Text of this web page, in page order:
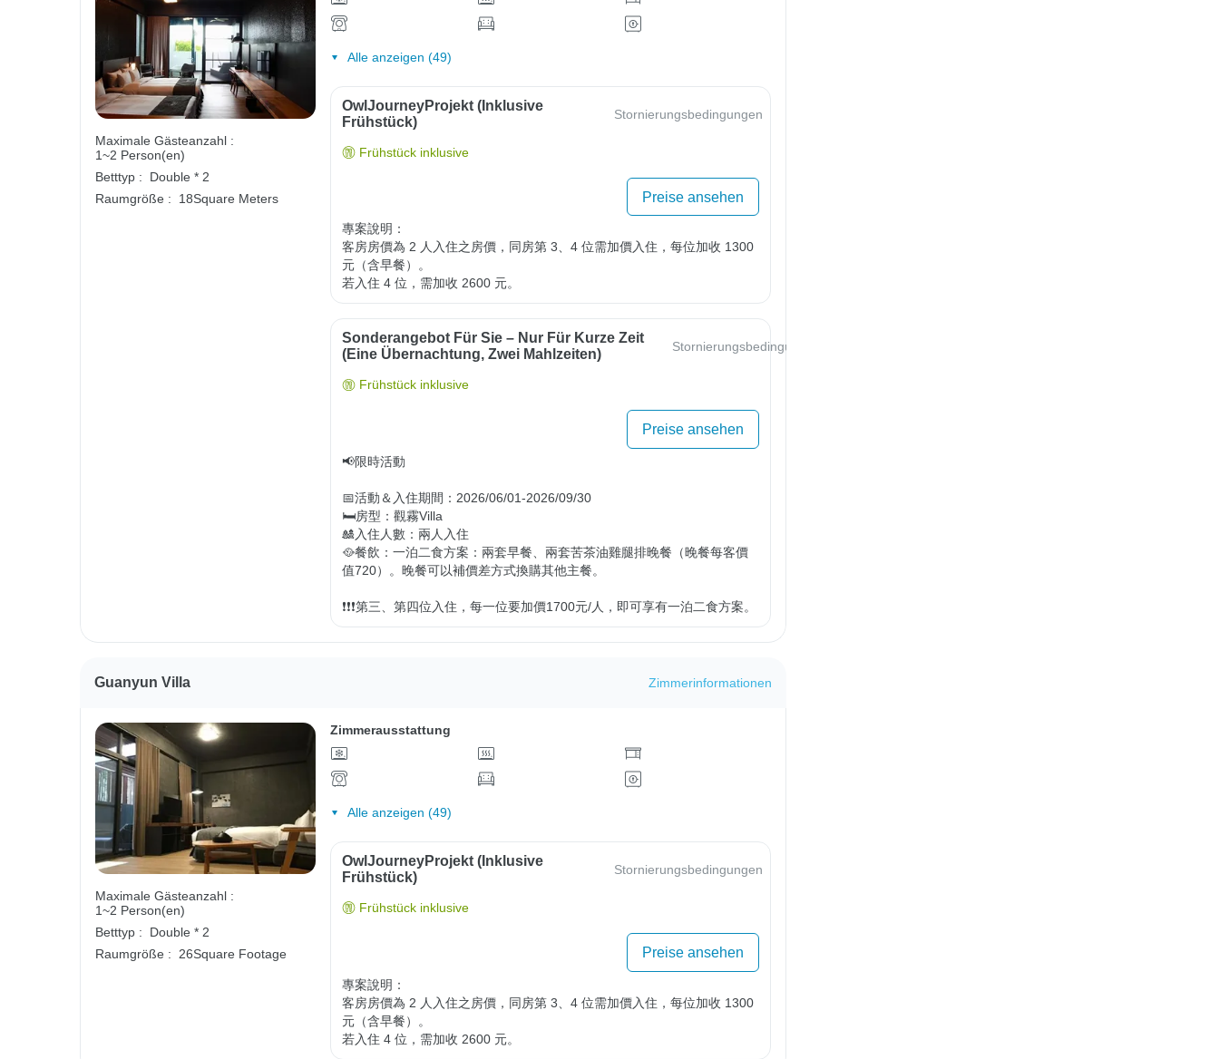
Maximale Gästeanzahl :
1~2 Person(en)
Betttyp :
Double * 2
Raumgröße :
18Square Meters
Alle anzeigen (49)
OwlJourneyProjekt (inklusive
Frühstück)
Stornierungsbedingungen
Frühstück inklusive
Preise ansehen
專案說明：
客房房價為 2 人入住之房價，同房第 3、4 位需加價入住，每位加收 1300
元（含早餐）。
若入住 4 位，需加收 2600 元。
Sonderangebot Für Sie – Nur Für Kurze Zeit
(Eine Übernachtung, Zwei Mahlzeiten)
Stornierungsbedingungen
Frühstück inklusive
Preise ansehen
📢限時活動
📅活動＆入住期間：2026/06/01-2026/09/30
🛏️房型：觀霧Villa
🎎入住人數：兩人入住
🥘餐飲：一泊二食方案：兩套早餐、兩套苦茶油雞腿排晚餐（晚餐每客價
值720）。晚餐可以補價差方式換購其他主餐。
❗️❗️❗️第三、第四位入住，每一位要加價1700元/人，即可享有一泊二食方案。
Guanyun Villa Zimmerinformationen
Maximale Gästeanzahl :
1~2 Person(en)
Betttyp :
Double * 2
Raumgröße :
26Square Footage
Zimmerausstattung
Alle anzeigen (49)
OwlJourneyProjekt (inklusive
Frühstück)
Stornierungsbedingungen
Frühstück inklusive
Preise ansehen
專案說明：
客房房價為 2 人入住之房價，同房第 3、4 位需加價入住，每位加收 1300
元（含早餐）。
若入住 4 位，需加收 2600 元。